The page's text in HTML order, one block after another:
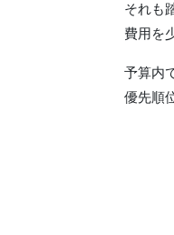
それも
費用を
予算内
優先順